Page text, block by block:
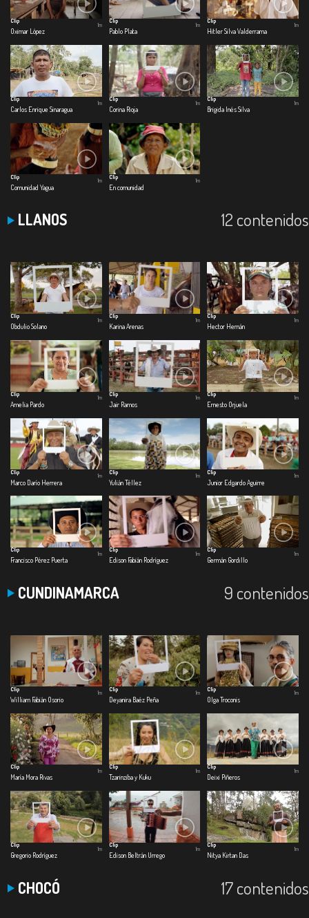
Clip
Oximar López
1m
Clip
Pablo Plata
1m
Clip
Hitler Silva Valderrama
1m
Clip
Carlos Enrique Sinaragua
1m
Clip
Corina Rioja
1m
Clip
Brigida Inés Silva
1m
Clip
Comunidad Yagua
1m
Clip
En comunidad
1m
LLANOS 12 contenidos
Clip
Obdulio Solano
1m
Clip
Karina Arenas
1m
Clip
Hector Hernán
1m
Clip
Amelia Pardo
1m
Clip
Jair Ramos
1m
Clip
Ernesto Orjuela
1m
Clip
Marco Darío Herrera
1m
Clip
Yulián Téllez
1m
Clip
Junior Edgardo Aguirre
1m
Clip
Francisco Pérez Puerta
1m
Clip
Edison Fabián Rodríguez
1m
Clip
Germán Gordillo
1m
CUNDINAMARCA 9 contenidos
Clip
William Fabián Osorio
1m
Clip
Deyanira Baéz Peña
1m
Clip
Olga Troconis
1m
Clip
María Mora Rivas
1m
Clip
Tzarinziba y Kuku
1m
Clip
Deixi Piñeros
1m
Clip
Gregorio Rodríguez
1m
Clip
Edison Beltrán Urrego
1m
Clip
Nitya Kirtan Das
1m
CHOCÓ 17 contenidos